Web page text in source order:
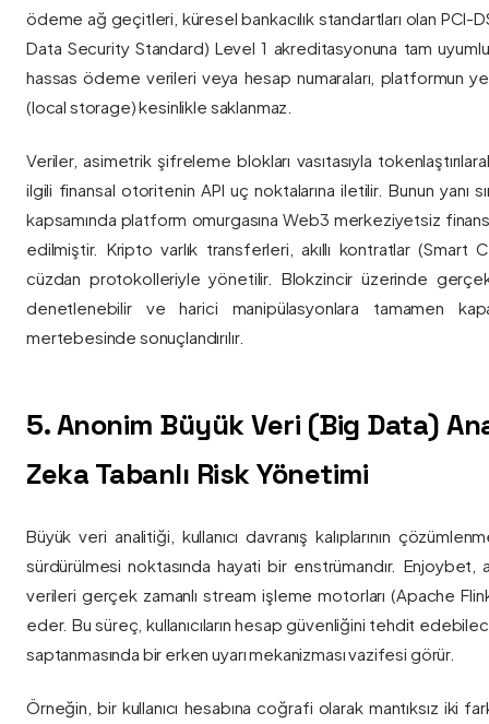
ödeme ağ geçitleri, küresel bankacılık standartları olan PCI-
Data Security Standard) Level 1 akreditasyonuna tam
hassas ödeme verileri veya hesap numaraları, platformun
(local storage) kesinlikle saklanmaz.
Veriler, asimetrik şifreleme blokları vasıtasıyla
ilgili finansal otoritenin API uç noktalarına iletilir. Bunun yanı
kapsamında platform omurgasına Web3 merkeziyetsiz
edilmiştir. Kripto varlık transferleri, akıllı kontratlar (Smart
cüzdan protokolleriyle yönetilir. Blokzincir üzerinde
denetlenebilir ve harici manipülasyonlara tamamen
mertebesinde sonuçlandırılır.
5. Anonim Büyük Veri (Big Data)
Zeka Tabanlı Risk Yönetimi
Büyük veri analitiği, kullanıcı davranış kalıplarının
sürdürülmesi noktasında hayati bir enstrümandır. Enjoybet,
verileri gerçek zamanlı stream işleme motorları (Apache Flink
eder. Bu süreç, kullanıcıların hesap güvenliğini tehdit
saptanmasında bir erken uyarı mekanizması vazifesi görür.
Örneğin, bir kullanıcı hesabına coğrafi olarak mantıksız iki